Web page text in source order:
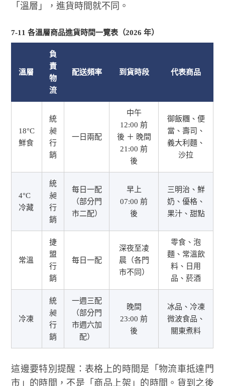
「溫層」，進貨時間就不同。
7-11 各溫層商品進貨時間一覽表（2026 年）
溫層
負
責
物
流
配送頻率 到貨時段 代表商品
18°C
鮮食
統
昶
行
銷
一日兩配
中午
12:00 前
後 ＋ 晚間
21:00 前
後
御飯糰、便
當、壽司、
義大利麵、
沙拉
4°C
冷藏
統
昶
行
銷
每日一配
（部分門
市二配）
早上
07:00 前
後
三明治、鮮
奶、優格、
果汁、甜點
常溫
捷
盟
行
銷
每日一配
深夜至凌
晨（各門
市不同）
零食、泡
麵、常溫飲
料、日用
品、菸酒
冷凍
統
昶
行
銷
一週三配
（部分門
市週六加
配）
晚間
23:00 前
後
冰品、冷凍
微波食品、
關東煮料
這邊要特別提醒：表格上的時間是「物流車抵達門
市」的時間，不是「商品上架」的時間。貨到之後